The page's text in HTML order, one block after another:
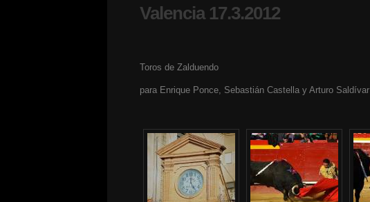
Valencia 17.3.2012
Toros de Zalduendo
para Enrique Ponce, Sebastián Castella y Arturo Saldívar